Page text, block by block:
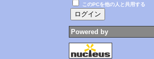
このPCを他の人と共用する
Powered by